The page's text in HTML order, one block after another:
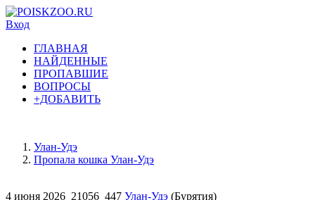
Вход
ГЛАВНАЯ
НАЙДЕННЫЕ
ПРОПАВШИЕ
ВОПРОСЫ
+ДОБАВИТЬ
Улан-Удэ
Пропала кошка Улан-Удэ
4 июня 2026 21056 447 Улан-Удэ (Бурятия)